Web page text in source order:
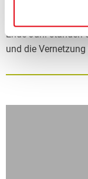
Ende Juni standen
und die